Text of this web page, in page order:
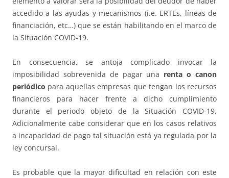
accedido a las ayudas y mecanismos (i.e. ERTEs, líneas de
financiación, etc…) que se están habilitando en el marco de
la Situación COVID-19.
En consecuencia, se antoja complicado invocar la
imposibilidad sobrevenida de pagar una renta o canon
periódico para aquellas empresas que tengan los recursos
financieros para hacer frente a dicho cumplimiento
durante el periodo objeto de la Situación COVID-19.
Adicionalmente cabe considerar que en los casos relativos
a incapacidad de pago tal situación está ya regulada por la
ley concursal.
Es probable que la mayor dificultad en relación con este